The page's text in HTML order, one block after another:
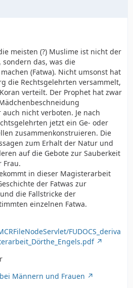
meisten (?) Muslime ist nicht der
das, was die
(Fatwa). Nicht umsonst hat
die Rechtsgelehrten versammelt,
verteilt. Der Prophet hat zwar
nicht verboten. Je nach
jetzt ein Ge- oder
zusammenkonstruieren. Die
zum Erhalt der Natur und
auf die Gebote zur Sauberkeit
Frau.
in dieser Magisterarbeit
der Fatwas zur
die Fallstricke der
einzelnen Fatwa.
FUDOCS_deriva
Männern und Frauen